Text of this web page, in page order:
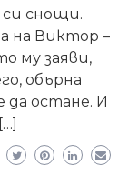
си снощи.
на Виктор –
му заяви,
обърна
остане. И